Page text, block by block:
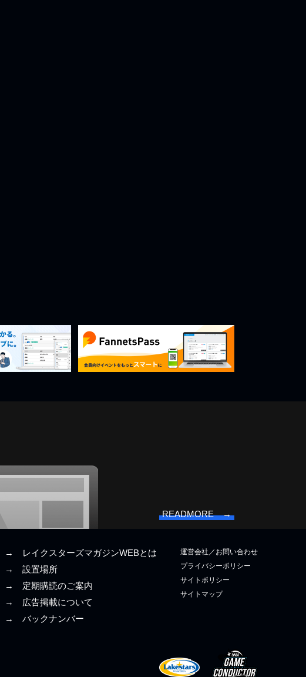
READMORE →
→ レイクスターズマガジンWEBとは
→ 設置場所
→ 定期購読のご案内
→ 広告掲載について
→ バックナンバー
運営会社／お問い合わせ
プライバシーポリシー
サイトポリシー
サイトマップ